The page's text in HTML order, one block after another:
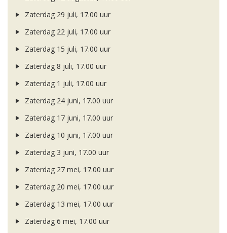
Zaterdag 29 juli, 17.00 uur
Zaterdag 22 juli, 17.00 uur
Zaterdag 15 juli, 17.00 uur
Zaterdag 8 juli, 17.00 uur
Zaterdag 1 juli, 17.00 uur
Zaterdag 24 juni, 17.00 uur
Zaterdag 17 juni, 17.00 uur
Zaterdag 10 juni, 17.00 uur
Zaterdag 3 juni, 17.00 uur
Zaterdag 27 mei, 17.00 uur
Zaterdag 20 mei, 17.00 uur
Zaterdag 13 mei, 17.00 uur
Zaterdag 6 mei, 17.00 uur